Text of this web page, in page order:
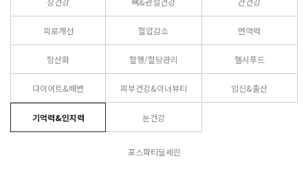
피로개선 혈압감소 면역력
항산화 혈행/혈당관리 헬시푸드
다이어트&배변 피부건강&이너뷰티 임신&출산
기억력&인지력 눈건강
포스파티딜세린